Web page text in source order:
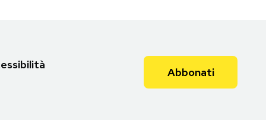
Abbonati